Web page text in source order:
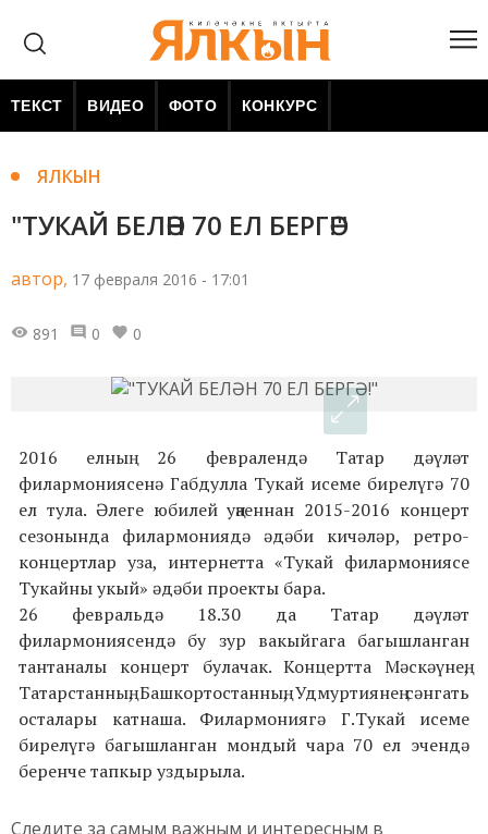
ТЕКСТ ВИДЕО ФОТО КОНКУРС
ЯЛКЫН
"ТУКАЙ БЕЛӘН 70 ЕЛ БЕРГӘ!"
автор, 17 февраля 2016 - 17:01
891 0 0
2016 елның 26 февралендә Татар дәүләт
филармониясенә Габдулла Тукай исеме бирелүгә 70
ел тула. Әлеге юбилей уңаеннан 2015-2016 концерт
сезонында филармониядә әдәби кичәләр, ретро-
концертлар уза, интернетта «Тукай филармониясе
Тукайны укый» әдәби проекты бара.
26 февральдә 18.30 да Татар дәүләт
филармониясендә бу зур вакыйгага багышланган
тантаналы концерт булачак. Концертта Мәскәүнең,
Татарстанның, Башкортостанның, Удмуртиянең сәнгать
осталары катнаша. Филармониягә Г.Тукай исеме
бирелүгә багышланган мондый чара 70 ел эчендә
беренче тапкыр уздырыла.
Следите за самым важным и интересным в